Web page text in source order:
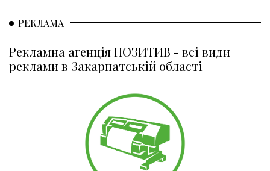
РЕКЛАМА
Рекламна агенція ПОЗИТИВ - всі види
реклами в Закарпатській області